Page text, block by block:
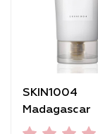
SKIN1004
Madagascar
Centella